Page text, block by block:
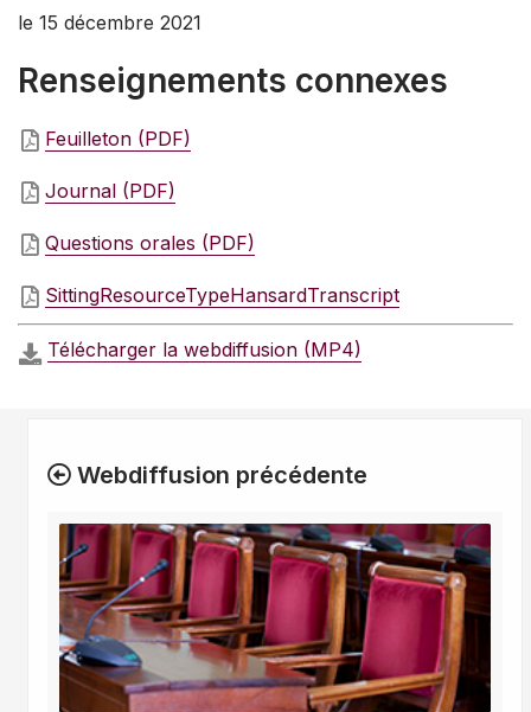
le 15 décembre 2021
Renseignements connexes
Feuilleton (PDF)
Journal (PDF)
Questions orales (PDF)
SittingResourceTypeHansardTranscript
Télécharger la webdiffusion (MP4)
Webdiffusion précédente